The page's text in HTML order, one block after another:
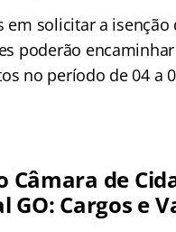
em solicitar a
poderão
no período de 04 a
Câmara de
GO: Cargos e